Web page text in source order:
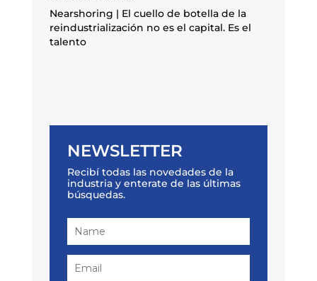
Nearshoring | El cuello de botella de la
reindustrialización no es el capital. Es el
talento
NEWSLETTER
Recibí todas las novedades de la
industria y enterate de las últimas
búsquedas.